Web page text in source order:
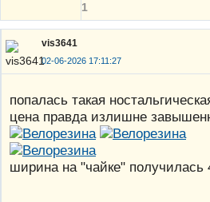
1
vis3641
02-06-2026 17:11:27
попалась такая
цена правда излишне
ширина на "чайке" получилась